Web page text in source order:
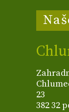
23
382 32